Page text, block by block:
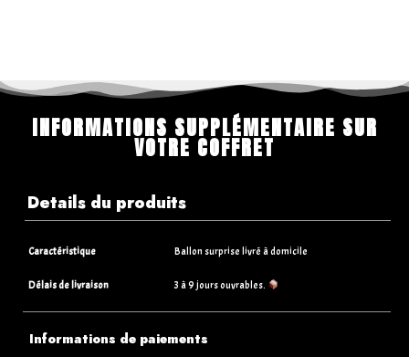
INFORMATIONS SUPPLÉMENTAIRE SUR
VOTRE COFFRET
Details du produits
Caractéristique Ballon surprise livré à domicile
Délais de livraison 3 à 9 jours ouvrables.
Informations de paiements